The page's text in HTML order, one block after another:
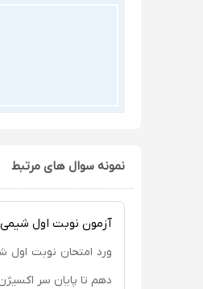
نمونه سوال های مرتبط
آزمون نوبت اول شیمی
دهم تا پایان سر